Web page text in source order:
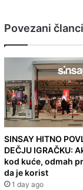
Povezani članci
SINSAY HITNO
DEČJU IGRAČKU:
kod kuće, odmah
da je korist
1 day ago